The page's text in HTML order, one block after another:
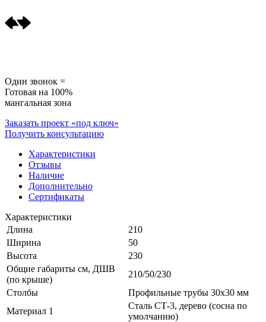
Один звонок =
Готовая на 100%
мангальная зона
Заказать проект «под ключ»
Получить консультацию
Характеристики
Отзывы
Наличие
Дополнительно
Сертификаты
Характеристики
Длина
210
Ширина
50
Высота
230
Общие габариты см, ДШВ
(по крыше)
210/50/230
Столбы
Профильные трубы 30x30 мм
Материал 1
Сталь СТ-3, дерево (сосна по
умолчанию)